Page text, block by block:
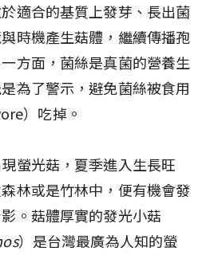
適合的基質上發芽、長出菌
時機產生菇體，繼續傳播孢
方面，菌絲是真菌的營養生
為了警示，避免菌絲被食用
）吃掉。
螢光菇，夏季進入生長旺
林或是竹林中，便有機會發
。菇體厚實的發光小菇
）是台灣最廣為人知的螢